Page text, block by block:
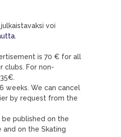
voi
.
is 70 € for all
clubs. For non-
weeks. We can cancel
by request from the
published on the
and on the Skating